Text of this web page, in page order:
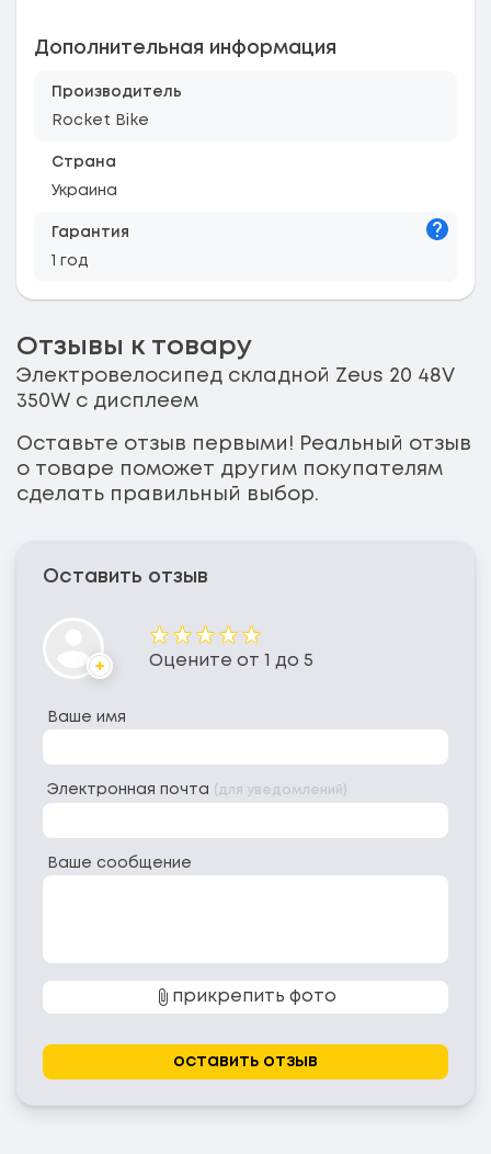
Дополнительная информация
Производитель
Rocket Bike
Страна
Украина
Гарантия
1 год
Отзывы к товару
Электровелосипед складной Zeus 20 48V
350W с дисплеем
Оставьте отзыв первыми! Реальный отзыв
о товаре поможет другим покупателям
сделать правильный выбор.
Оставить отзыв
Аватар
Оценка
Оцените от 1 до 5
Ваше имя
Электронная почта (для уведомлений)
Ваше сообщение
прикрепить фото
оставить отзыв